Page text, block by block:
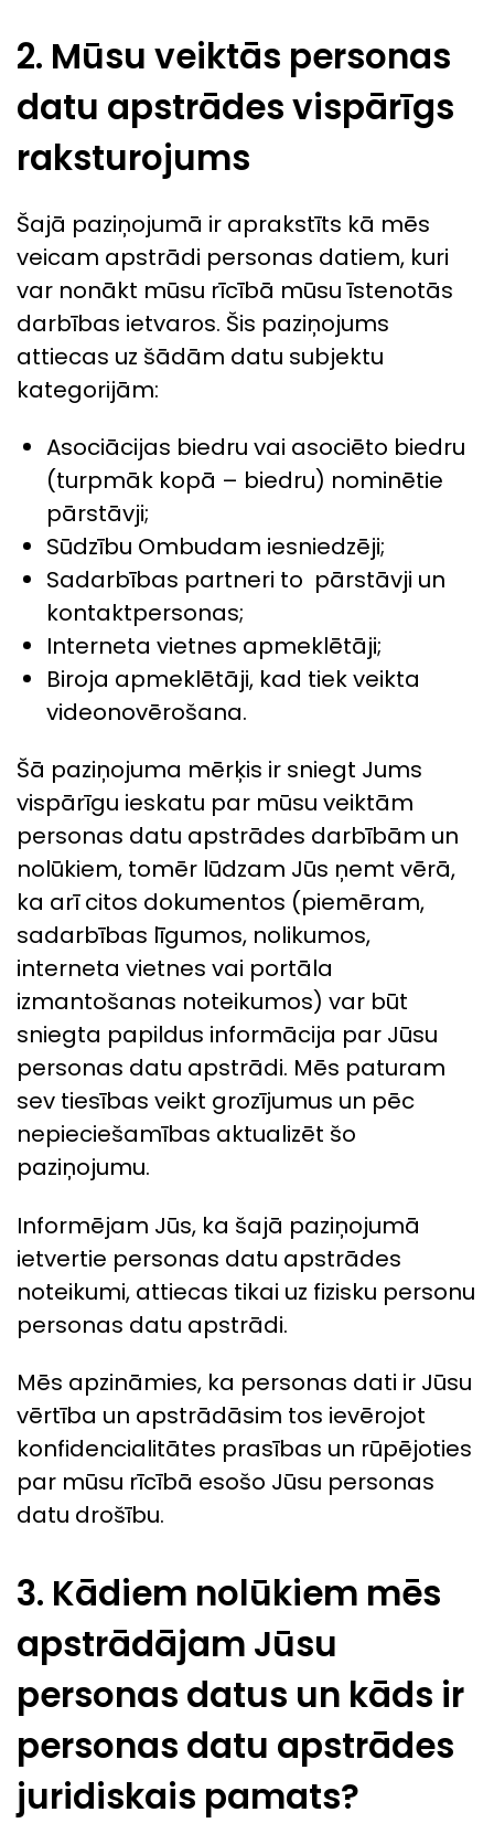
2. Mūsu veiktās personas
datu apstrādes vispārīgs
raksturojums
Šajā paziņojumā ir aprakstīts kā mēs
veicam apstrādi personas datiem, kuri
var nonākt mūsu rīcībā mūsu īstenotās
darbības ietvaros. Šis paziņojums
attiecas uz šādām datu subjektu
kategorijām:
Asociācijas biedru vai asociēto biedru
(turpmāk kopā – biedru) nominētie
pārstāvji;
Sūdzību Ombudam iesniedzēji;
Sadarbības partneri to pārstāvji un
kontaktpersonas;
Interneta vietnes apmeklētāji;
Biroja apmeklētāji, kad tiek veikta
videonovērošana.
Šā paziņojuma mērķis ir sniegt Jums
vispārīgu ieskatu par mūsu veiktām
personas datu apstrādes darbībām un
nolūkiem, tomēr lūdzam Jūs ņemt vērā,
ka arī citos dokumentos (piemēram,
sadarbības līgumos, nolikumos,
interneta vietnes vai portāla
izmantošanas noteikumos) var būt
sniegta papildus informācija par Jūsu
personas datu apstrādi. Mēs paturam
sev tiesības veikt grozījumus un pēc
nepieciešamības aktualizēt šo
paziņojumu.
Informējam Jūs, ka šajā paziņojumā
ietvertie personas datu apstrādes
noteikumi, attiecas tikai uz fizisku personu
personas datu apstrādi.
Mēs apzināmies, ka personas dati ir Jūsu
vērtība un apstrādāsim tos ievērojot
konfidencialitātes prasības un rūpējoties
par mūsu rīcībā esošo Jūsu personas
datu drošību.
3. Kādiem nolūkiem mēs
apstrādājam Jūsu
personas datus un kāds ir
personas datu apstrādes
juridiskais pamats?